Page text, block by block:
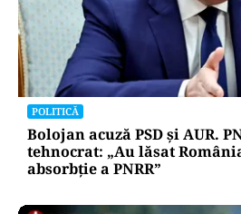
POLITICĂ
Bolojan acuză PSD și AUR.
tehnocrat: „Au lăsat
absorbţie a PNRR”